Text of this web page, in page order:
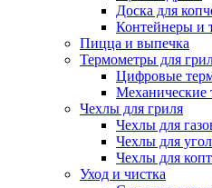
Доска для
Контейнеры и
Пицца и выпечка
Термометры для
Цифровые
Механические
Чехлы для гриля
Чехлы для
Чехлы для
Чехлы для
Уход и чистка